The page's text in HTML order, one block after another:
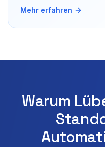
Mehr erfahren
Warum